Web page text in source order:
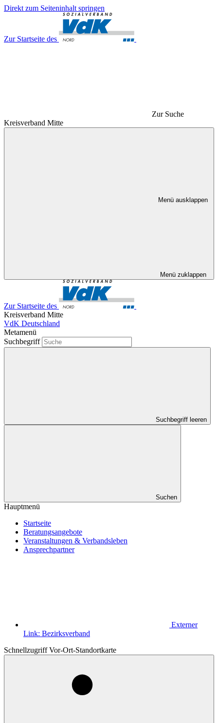
Direkt zum Seiteninhalt springen
Zur Startseite des
Zur Suche
Kreisverband Mitte
Menü ausklappen
Menü zuklappen
Zur Startseite des
Kreisverband Mitte
VdK Deutschland
Metamenü
Suchbegriff
Suchbegriff leeren
Suchen
Hauptmenü
Startseite
Beratungsangebote
Veranstaltungen & Verbandsleben
Ansprechpartner
Externer
Link: Bezirksverband
Schnellzugriff Vor-Ort-Standortkarte